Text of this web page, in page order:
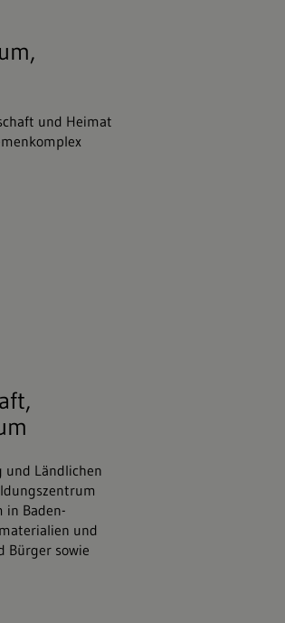
und Heimat
Ernährung und
und Ländlichen
in Baden-
und
Bürger sowie